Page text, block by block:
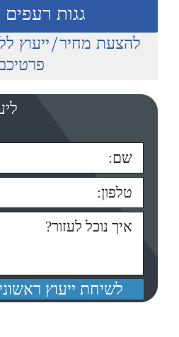
גגות רעפים
להצעת מחיר/ייעוץ